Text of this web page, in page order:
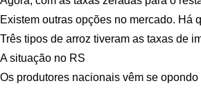
Existem outras opções no mercado. Há
Três tipos de arroz tiveram as taxas de
A situação no RS
Os produtores nacionais vêm se